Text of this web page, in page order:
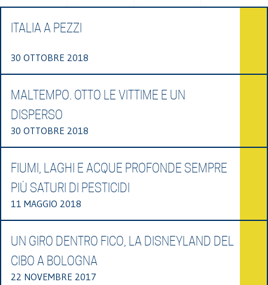
ITALIA A PEZZI
30 OTTOBRE 2018
MALTEMPO. OTTO LE VITTIME E UN
DISPERSO
30 OTTOBRE 2018
FIUMI, LAGHI E ACQUE PROFONDE SEMPRE
PIÙ SATURI DI PESTICIDI
11 MAGGIO 2018
UN GIRO DENTRO FICO, LA DISNEYLAND DEL
CIBO A BOLOGNA
22 NOVEMBRE 2017